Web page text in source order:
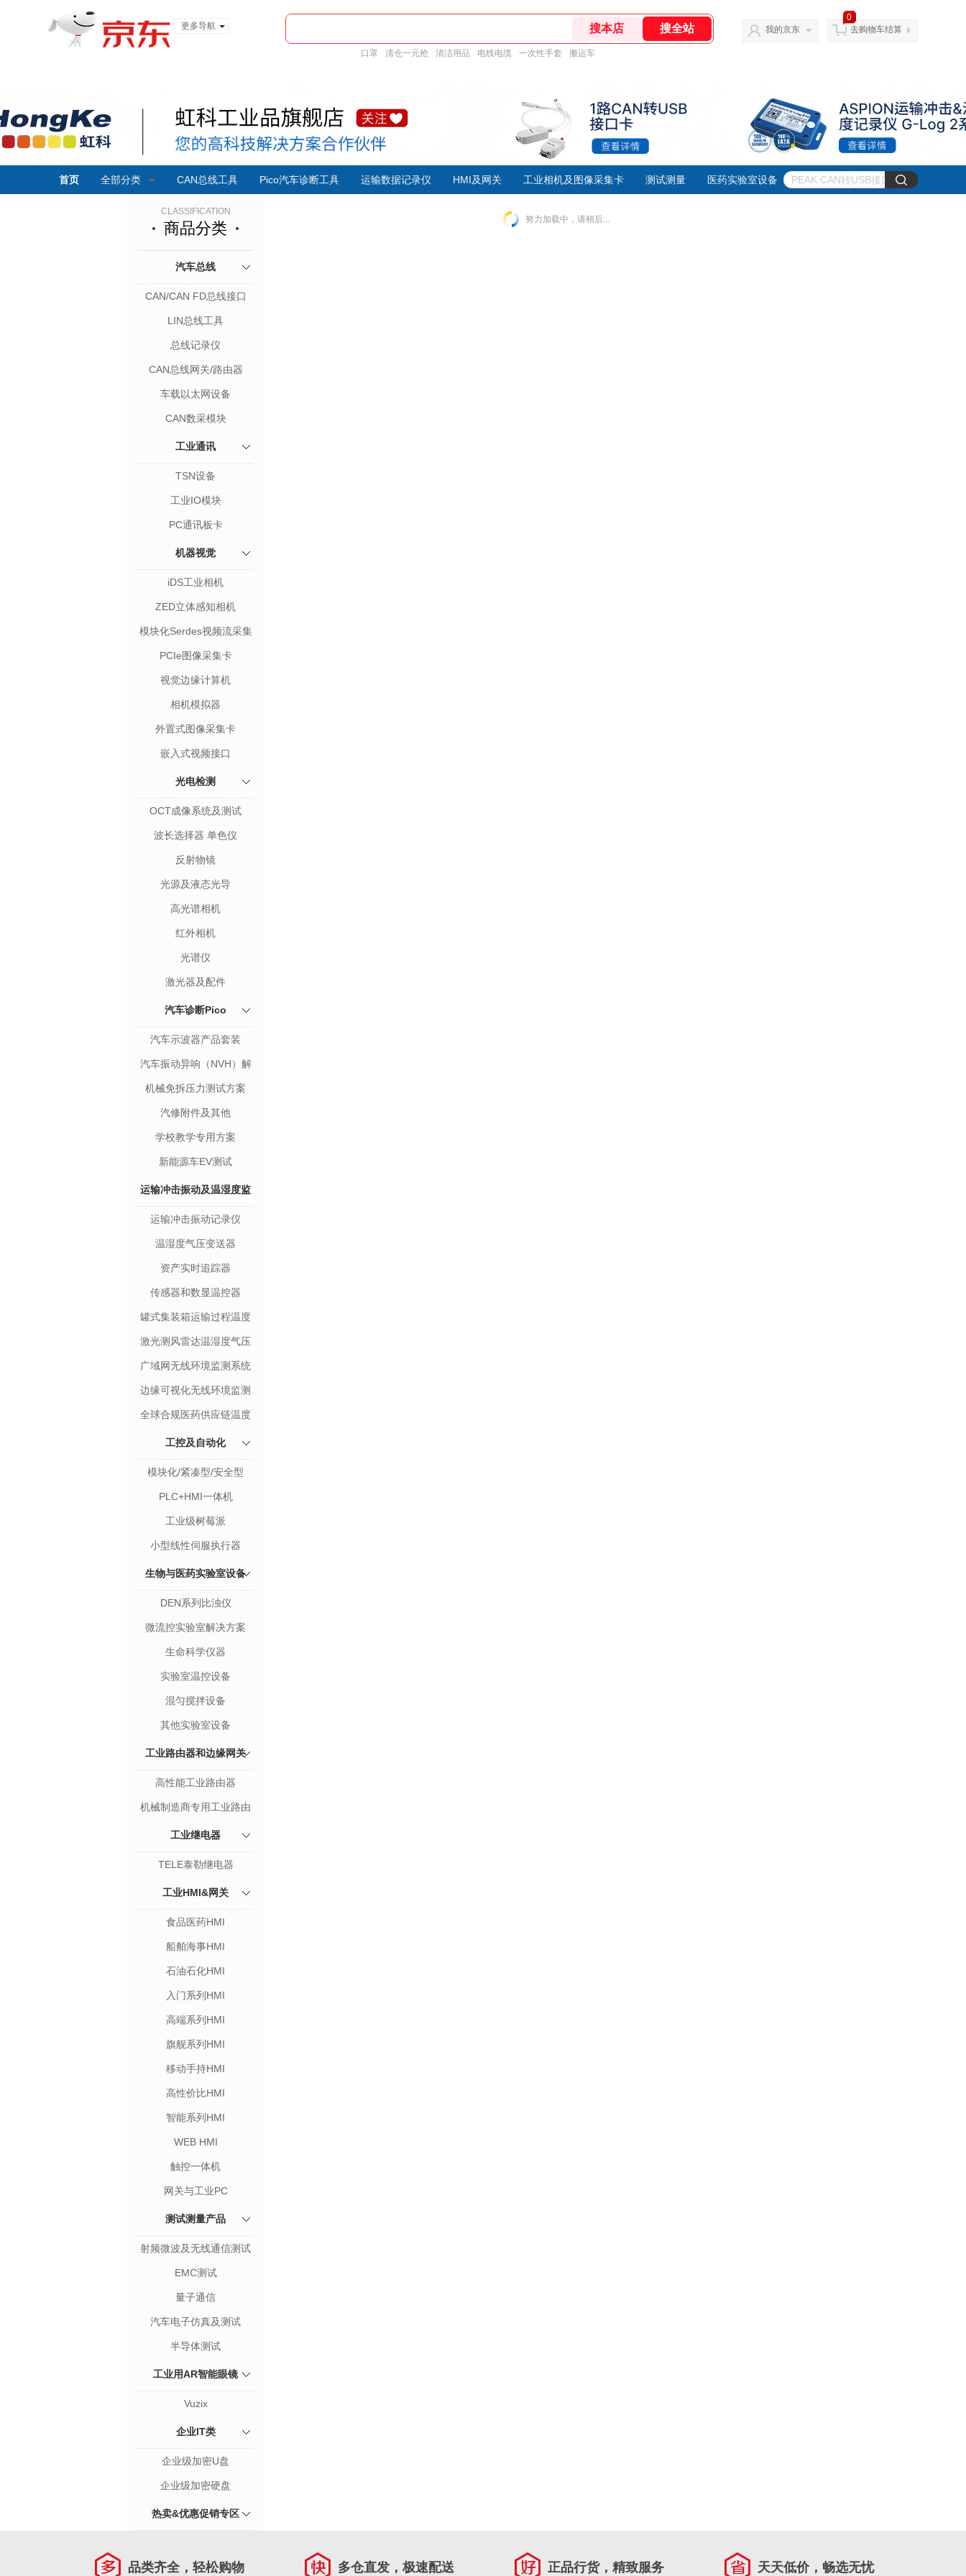
更多导航
口罩 清仓一元抢 清洁用品 电线电缆 一次性手套 搬运车
我的京东
0
去购物车结算
首页 全部分类 CAN总线工具 Pico汽车诊断工具 运输数据记录仪 HMI及网关 工业相机及图像采集卡 测试测量 医药实验室设备
CLASSIFICATION
商品分类
汽车总线
CAN/CAN FD总线接口
LIN总线工具
总线记录仪
CAN总线网关/路由器
车载以太网设备
CAN数采模块
工业通讯
TSN设备
工业IO模块
PC通讯板卡
机器视觉
iDS工业相机
ZED立体感知相机
模块化Serdes视频流采集
PCIe图像采集卡
视觉边缘计算机
相机模拟器
外置式图像采集卡
嵌入式视频接口
光电检测
OCT成像系统及测试
波长选择器 单色仪
反射物镜
光源及液态光导
高光谱相机
红外相机
光谱仪
激光器及配件
汽车诊断Pico
汽车示波器产品套装
汽车振动异响（NVH）解
决方案
机械免拆压力测试方案
汽修附件及其他
学校教学专用方案
新能源车EV测试
运输冲击振动及温湿度监
测
运输冲击振动记录仪
温湿度气压变送器
资产实时追踪器
传感器和数显温控器
罐式集装箱运输过程温度
监测
激光测风雷达温湿度气压
监测
广域网无线环境监测系统
边缘可视化无线环境监测
系统
全球合规医药供应链温度
工控及自动化
模块化/紧凑型/安全型
PLC+HMI一体机
工业级树莓派
小型线性伺服执行器
生物与医药实验室设备
DEN系列比浊仪
微流控实验室解决方案
生命科学仪器
实验室温控设备
混匀搅拌设备
其他实验室设备
工业路由器和边缘网关
高性能工业路由器
机械制造商专用工业路由
工业继电器
TELE泰勒继电器
工业HMI&网关
食品医药HMI
船舶海事HMI
石油石化HMI
入门系列HMI
高端系列HMI
旗舰系列HMI
移动手持HMI
高性价比HMI
智能系列HMI
WEB HMI
触控一体机
网关与工业PC
测试测量产品
射频微波及无线通信测试
EMC测试
量子通信
汽车电子仿真及测试
半导体测试
工业用AR智能眼镜
Vuzix
企业IT类
企业级加密U盘
企业级加密硬盘
热卖&优惠促销专区
努力加载中，请稍后...
品类齐全，轻松购物 多仓直发，极速配送 正品行货，精致服务 天天低价，畅选无忧